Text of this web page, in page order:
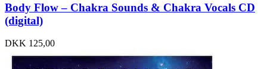
Body Flow – Chakra Sounds & Chakra Vocals CD
(digital)
DKK 125,00